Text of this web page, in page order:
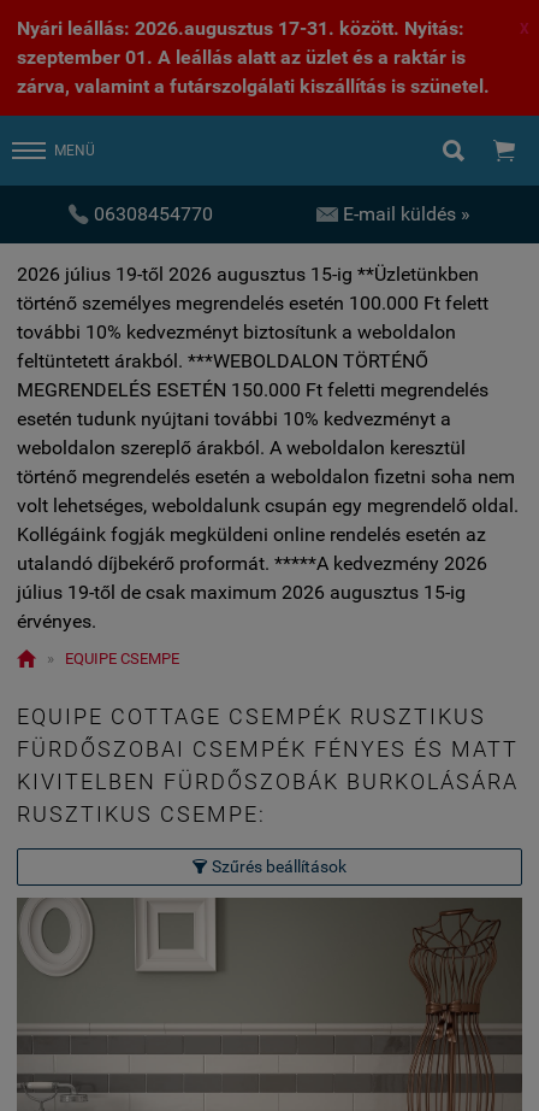
Nyári leállás: 2026.augusztus 17-31. között. Nyitás:
szeptember 01. A leállás alatt az üzlet és a raktár is
zárva, valamint a futárszolgálati kiszállítás is szünetel.
X
MENÜ  
 06308454770  E-mail küldés »
2026 július 19-től 2026 augusztus 15-ig **Üzletünkben
történő személyes megrendelés esetén 100.000 Ft felett
további 10% kedvezményt biztosítunk a weboldalon
feltüntetett árakból. ***WEBOLDALON TÖRTÉNŐ
MEGRENDELÉS ESETÉN 150.000 Ft feletti megrendelés
esetén tudunk nyújtani további 10% kedvezményt a
weboldalon szereplő árakból. A weboldalon keresztül
történő megrendelés esetén a weboldalon fizetni soha nem
volt lehetséges, weboldalunk csupán egy megrendelő oldal.
Kollégáink fogják megküldeni online rendelés esetén az
utalandó díjbekérő proformát. *****A kedvezmény 2026
július 19-től de csak maximum 2026 augusztus 15-ig
érvényes.
 » EQUIPE CSEMPE
EQUIPE COTTAGE CSEMPÉK RUSZTIKUS
FÜRDŐSZOBAI CSEMPÉK FÉNYES ÉS MATT
KIVITELBEN FÜRDŐSZOBÁK BURKOLÁSÁRA
RUSZTIKUS CSEMPE:
 Szűrés beállítások